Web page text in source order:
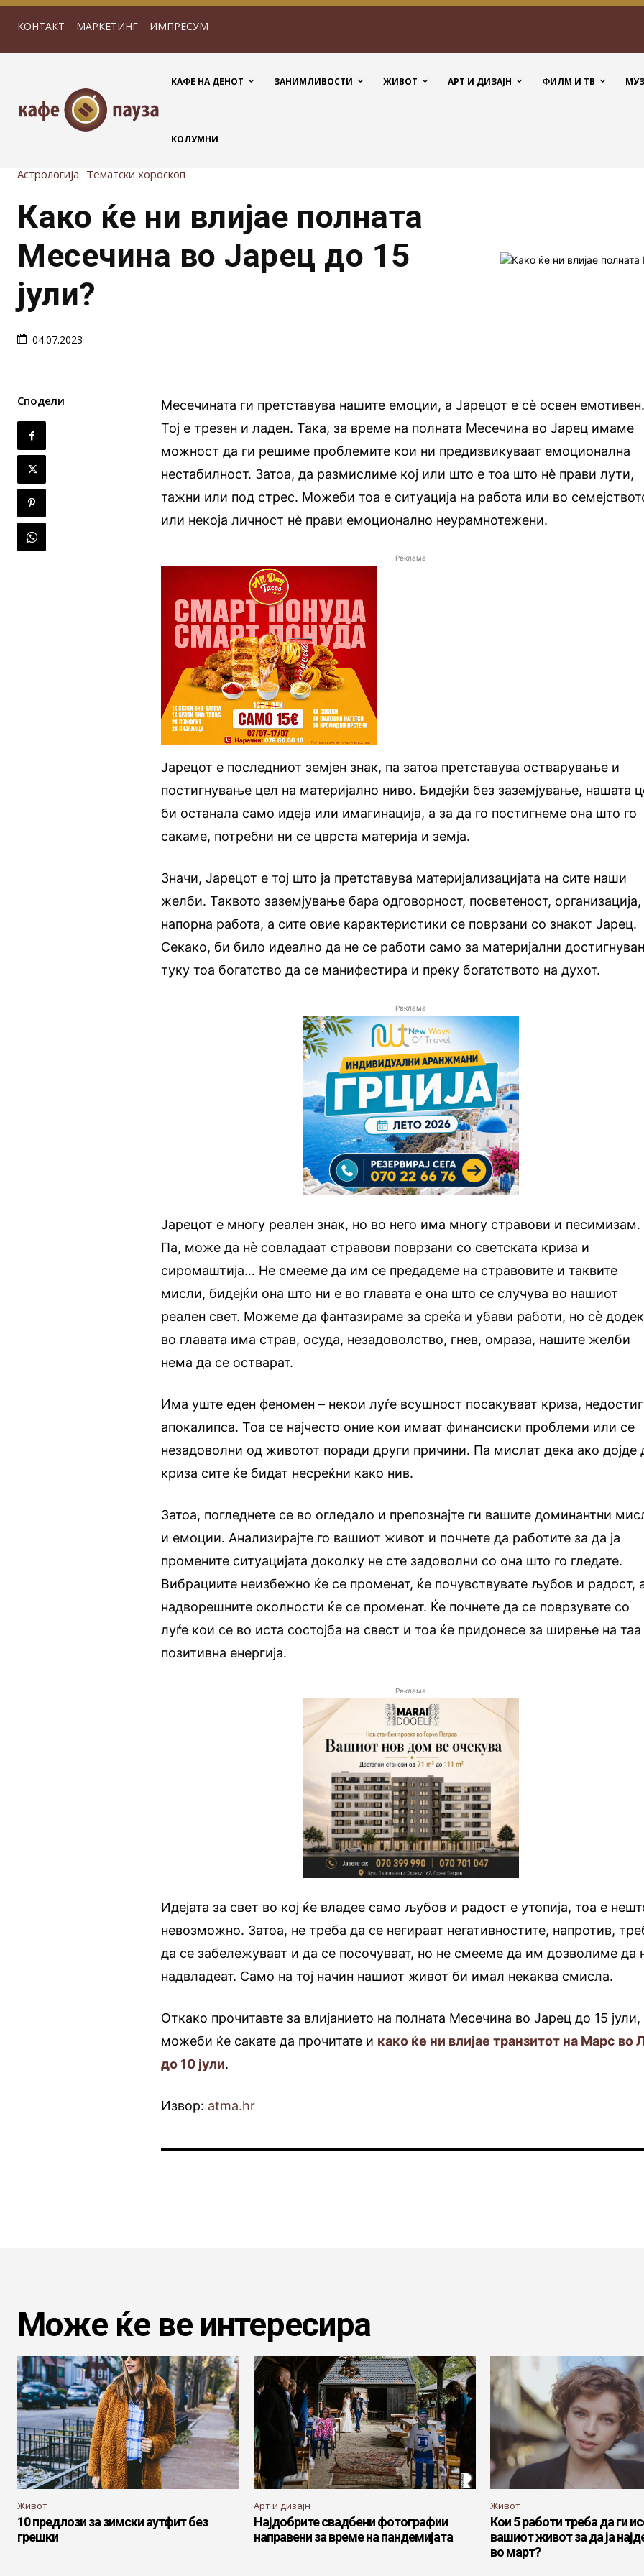
КОНТАКТ МАРКЕТИНГ ИМПРЕСУМ
КАФЕ НА ДЕНОТ ЗАНИМЛИВОСТИ ЖИВОТ АРТ И ДИЗАЈН ФИЛМ И ТВ
КОЛУМНИ
Астрологија Тематски хороскоп
Како ќе ни влијае полната
Месечина во Јарец до 15
јули?
04.07.2023
Сподели
Месечината ги претставува нашите емоции, а Јарецот е сè освен
Тој е трезен и ладен. Така, за време на полната Месечина во Јарец имаме
можност да ги решиме проблемите кои ни предизвикуваат емоционална
нестабилност. Затоа, да размислиме кој или што е тоа што нè прави лути,
тажни или под стрес. Можеби тоа е ситуација на работа или во
или некоја личност нè прави емоционално неурамнотежени.
Реклама
Јарецот е последниот земјен знак, па затоа претставува остварување и
постигнување цел на материјално ниво. Бидејќи без заземјување, нашата
би останала само идеја или имагинација, а за да го постигнеме она што го
сакаме, потребни ни се цврста материја и земја.
Значи, Јарецот е тој што ја претставува материјализацијата на сите наши
желби. Таквото заземјување бара одговорност, посветеност, организација,
напорна работа, а сите овие карактеристики се поврзани со знакот Јарец.
Секако, би било идеално да не се работи само за материјални
туку тоа богатство да се манифестира и преку богатството на духот.
Реклама
Јарецот е многу реален знак, но во него има многу стравови и песимизам.
Па, може да нè совладаат стравови поврзани со светската криза и
сиромаштија… Не смееме да им се предадеме на стравовите и таквите
мисли, бидејќи она што ни е во главата е она што се случува во нашиот
реален свет. Можеме да фантазираме за среќа и убави работи, но сè
во главата има страв, осуда, незадоволство, гнев, омраза, нашите желби
нема да се остварат.
Има уште еден феномен – некои луѓе всушност посакуваат криза,
апокалипса. Тоа се најчесто оние кои имаат финансиски проблеми или се
незадоволни од животот поради други причини. Па мислат дека ако дојде
криза сите ќе бидат несреќни како нив.
Затоа, погледнете се во огледало и препознајте ги вашите доминантни
и емоции. Анализирајте го вашиот живот и почнете да работите за да ја
промените ситуацијата доколку не сте задоволни со она што го гледате.
Вибрациите неизбежно ќе се променат, ќе почувствувате љубов и радост,
надворешните околности ќе се променат. Ќе почнете да се поврзувате со
луѓе кои се во иста состојба на свест и тоа ќе придонесе за ширење на таа
позитивна енергија.
Реклама
Идејата за свет во кој ќе владее само љубов и радост е утопија, тоа е
невозможно. Затоа, не треба да се негираат негативностите, напротив,
да се забележуваат и да се посочуваат, но не смееме да им дозволиме да
надвладеат. Само на тој начин нашиот живот би имал некаква смисла.
Откако прочитавте за влијанието на полната Месечина во Јарец до 15 јули,
можеби ќе сакате да прочитате и како ќе ни влијае транзитот на Марс во
до 10 јули.
Извор: atma.hr
Може ќе ве интересира
Живот
10 предлози за зимски аутфит без
грешки
Арт и дизајн
Најдобрите свадбени фотографии
направени за време на пандемијата
Живот
Кои 5 работи треба да ги
вашиот живот за да ја
во март?